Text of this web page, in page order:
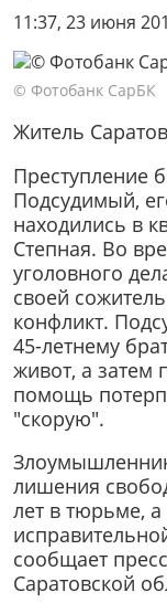
11:37, 23 июня
© Фотобанк СарБК
Житель
Преступление
Подсудимый,
находились в
Степная. Во
уголовного
своей
конфликт.
45-летнему
живот, а затем
помощь
"скорую".
лишения
лет в тюрьме,
сообщает
Саратовской